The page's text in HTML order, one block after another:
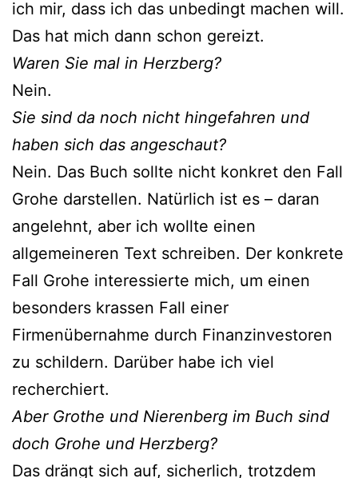
ich mir, dass ich das unbedingt machen will.
Das hat mich dann schon gereizt.
Waren Sie mal in Herzberg?
Nein.
Sie sind da noch nicht hingefahren und
haben sich das angeschaut?
Nein. Das Buch sollte nicht konkret den Fall
Grohe darstellen. Natürlich ist es – daran
angelehnt, aber ich wollte einen
allgemeineren Text schreiben. Der konkrete
Fall Grohe interessierte mich, um einen
besonders krassen Fall einer
Firmenübernahme durch Finanzinvestoren
zu schildern. Darüber habe ich viel
recherchiert.
Aber Grothe und Nierenberg im Buch sind
doch Grohe und Herzberg?
Das drängt sich auf, sicherlich, trotzdem